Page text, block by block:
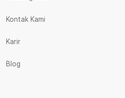
Kontak Kami
Karir
Blog